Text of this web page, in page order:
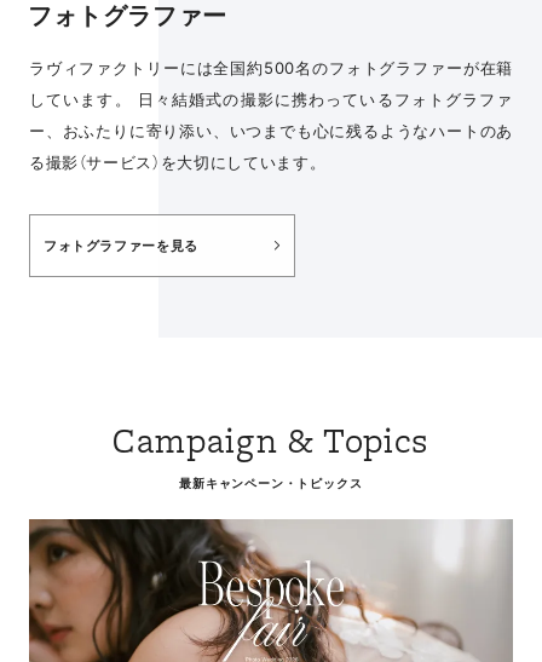
フォトグラファー
ラヴィファクトリーには全国約500名のフォトグラファーが在籍
しています。 日々結婚式の撮影に携わっているフォトグラファ
ー、おふたりに寄り添い、いつまでも心に残るようなハートのあ
る撮影（サービス）を大切にしています。
フォトグラファーを見る
Campaign & Topics
最新キャンペーン・トピックス